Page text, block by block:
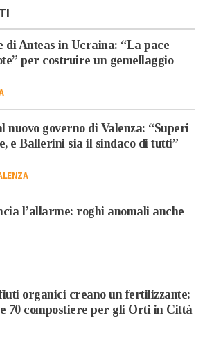
di Anteas in Ucraina: “La pace
per costruire un gemellaggio
nuovo governo di Valenza: “Superi
e Ballerini sia il sindaco di tutti”
l’allarme: roghi anomali anche
organici creano un fertilizzante:
70 compostiere per gli Orti in Città